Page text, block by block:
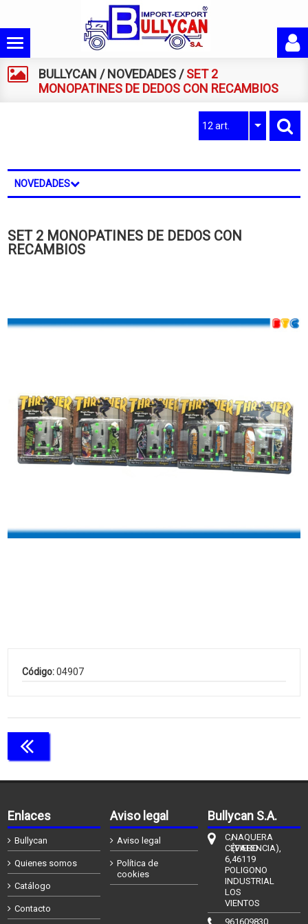
BULLYCAN /NOVEDADES /SET 2
MONOPATINES DE DEDOS CON RECAMBIOS
12 art.
NOVEDADES
SET 2 MONOPATINES DE DEDOS CON
RECAMBIOS
Código:04907
Enlaces
Bullycan
Quienes somos
Catálogo
Contacto
Aviso legal
Aviso legal
Política de
cookies
Bullycan S.A.
C/
CÉFIERO
6,
POLIGONO
INDUSTRIAL
LOS
VIENTOS
NAQUERA
(VALENCIA),
46119
961609830